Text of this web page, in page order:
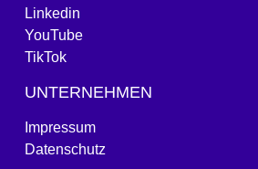
Linkedin
YouTube
TikTok
UNTERNEHMEN
Impressum
Datenschutz